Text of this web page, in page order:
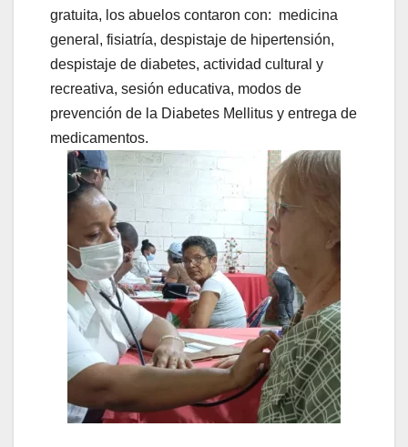
gratuita, los abuelos contaron con: medicina
general, fisiatría, despistaje de hipertensión,
despistaje de diabetes, actividad cultural y
recreativa, sesión educativa, modos de
prevención de la Diabetes Mellitus y entrega de
medicamentos.